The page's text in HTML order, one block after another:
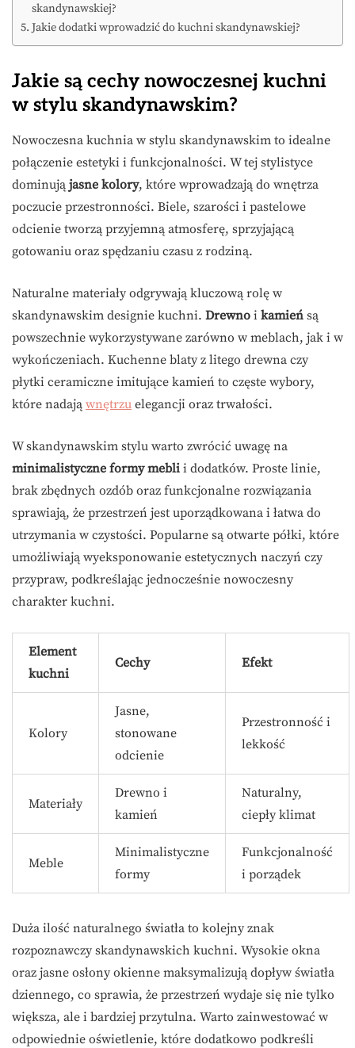
skandynawskiej?
Jakie dodatki wprowadzić do kuchni skandynawskiej?
Jakie są cechy nowoczesnej kuchni
w stylu skandynawskim?
Nowoczesna kuchnia w stylu skandynawskim to idealne
połączenie estetyki i funkcjonalności. W tej stylistyce
dominują jasne kolory, które wprowadzają do wnętrza
poczucie przestronności. Biele, szarości i pastelowe
odcienie tworzą przyjemną atmosferę, sprzyjającą
gotowaniu oraz spędzaniu czasu z rodziną.
Naturalne materiały odgrywają kluczową rolę w
skandynawskim designie kuchni. Drewno i kamień są
powszechnie wykorzystywane zarówno w meblach, jak i w
wykończeniach. Kuchenne blaty z litego drewna czy
płytki ceramiczne imitujące kamień to częste wybory,
które nadają wnętrzu elegancji oraz trwałości.
W skandynawskim stylu warto zwrócić uwagę na
minimalistyczne formy mebli i dodatków. Proste linie,
brak zbędnych ozdób oraz funkcjonalne rozwiązania
sprawiają, że przestrzeń jest uporządkowana i łatwa do
utrzymania w czystości. Popularne są otwarte półki, które
umożliwiają wyeksponowanie estetycznych naczyń czy
przypraw, podkreślając jednocześnie nowoczesny
charakter kuchni.
Element
kuchni
Cechy Efekt
Kolory
Jasne,
stonowane
odcienie
Przestronność i
lekkość
Materiały
Drewno i
kamień
Naturalny,
ciepły klimat
Meble
Minimalistyczne
formy
Funkcjonalność
i porządek
Duża ilość naturalnego światła to kolejny znak
rozpoznawczy skandynawskich kuchni. Wysokie okna
oraz jasne osłony okienne maksymalizują dopływ światła
dziennego, co sprawia, że przestrzeń wydaje się nie tylko
większa, ale i bardziej przytulna. Warto zainwestować w
odpowiednie oświetlenie, które dodatkowo podkreśli